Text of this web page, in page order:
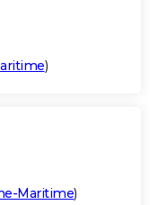
)
Maritime)